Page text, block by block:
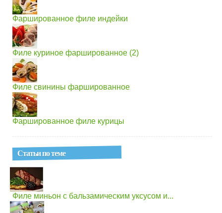
Фаршированное филе индейки
Филе куриное фаршированное (2)
Филе свинины фаршированное
Фаршированное филе курицы
Статьи по теме
Филе миньон с бальзамическим уксусом и...